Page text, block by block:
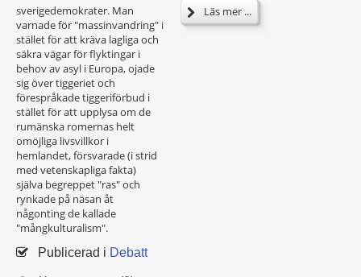
sverigedemokrater. Man
varnade för "massinvandring" i
stället för att kräva lagliga och
säkra vägar för flyktingar i
behov av asyl i Europa, ojade
sig över tiggeriet och
förespråkade tiggeriförbud i
stället för att upplysa om de
rumänska romernas helt
omöjliga livsvillkor i
hemlandet, försvarade (i strid
med vetenskapliga fakta)
själva begreppet "ras" och
rynkade på näsan åt
någonting de kallade
"mångkulturalism".
Publicerad i Debatt
Läs mer ...